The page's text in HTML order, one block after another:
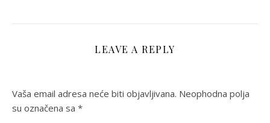
LEAVE A REPLY
Vaša email adresa neće biti objavljivana. Neophodna polja
su označena sa *